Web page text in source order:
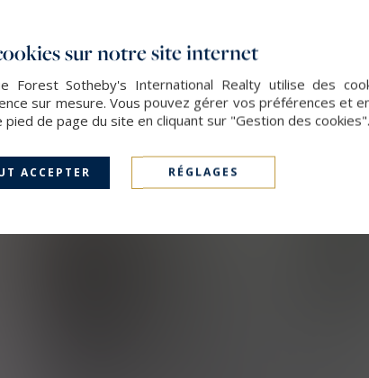
sur notre site internet
Forest Sotheby's International Realty utilise des
sur mesure. Vous pouvez gérer vos préférences et
pied de page du site en cliquant sur "Gestion des cookies".
ACCEPTER RÉGLAGES